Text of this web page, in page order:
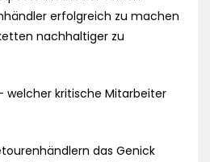
erfolgreich zu machen
nachhaltiger zu
welcher kritische Mitarbeiter
das Genick